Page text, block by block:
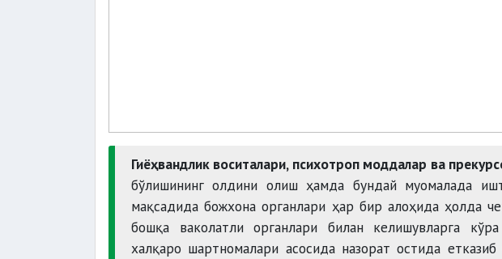
Гиёҳвандлик воситалари, психотроп моддалар ва
бўлишининг олдини олиш ҳамда бундай муомалада
мақсадида божхона органлари ҳар бир алоҳида ҳолда
бошқа ваколатли органлари билан келишувларга
халқаро шартномалари асосида назорат остида